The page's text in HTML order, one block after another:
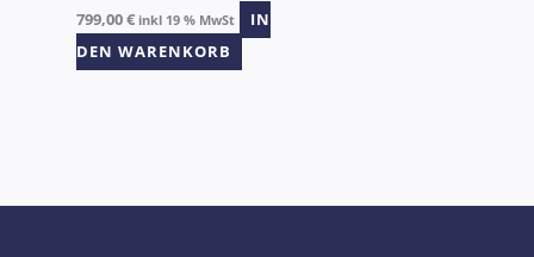
799,00€ inkl 19 % MwSt
IN
DEN WARENKORB